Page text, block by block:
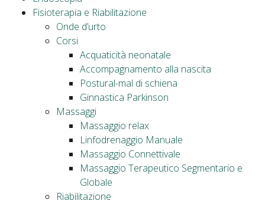
Fisioterapia e Riabilitazione
Onde d’urto
Corsi
Acquaticità neonatale
Accompagnamento alla nascita
Postural-mal di schiena
Ginnastica Parkinson
Massaggi
Massaggio relax
Linfodrenaggio Manuale
Massaggio Connettivale
Massaggio Terapeutico Segmentario e
Globale
Riabilitazione